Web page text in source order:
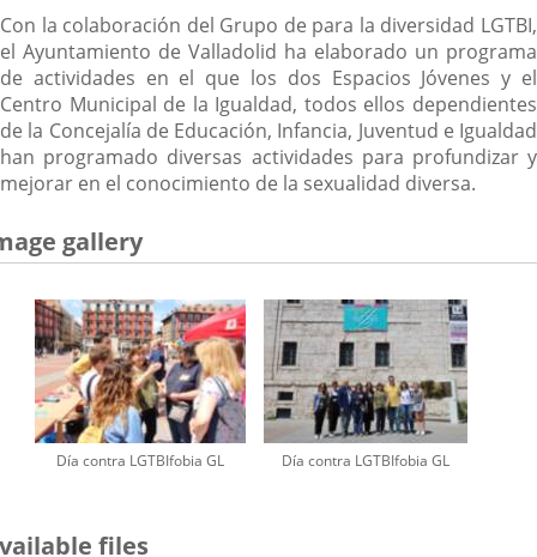
Con la colaboración del Grupo de para la diversidad LGTBI,
el Ayuntamiento de Valladolid ha elaborado un programa
de actividades en el que los dos Espacios Jóvenes y el
Centro Municipal de la Igualdad, todos ellos dependientes
de la Concejalía de Educación, Infancia, Juventud e Igualdad
han programado diversas actividades para profundizar y
mejorar en el conocimiento de la sexualidad diversa.
gallery
Día contra LGTBIfobia GL Día contra LGTBIfobia GL
files